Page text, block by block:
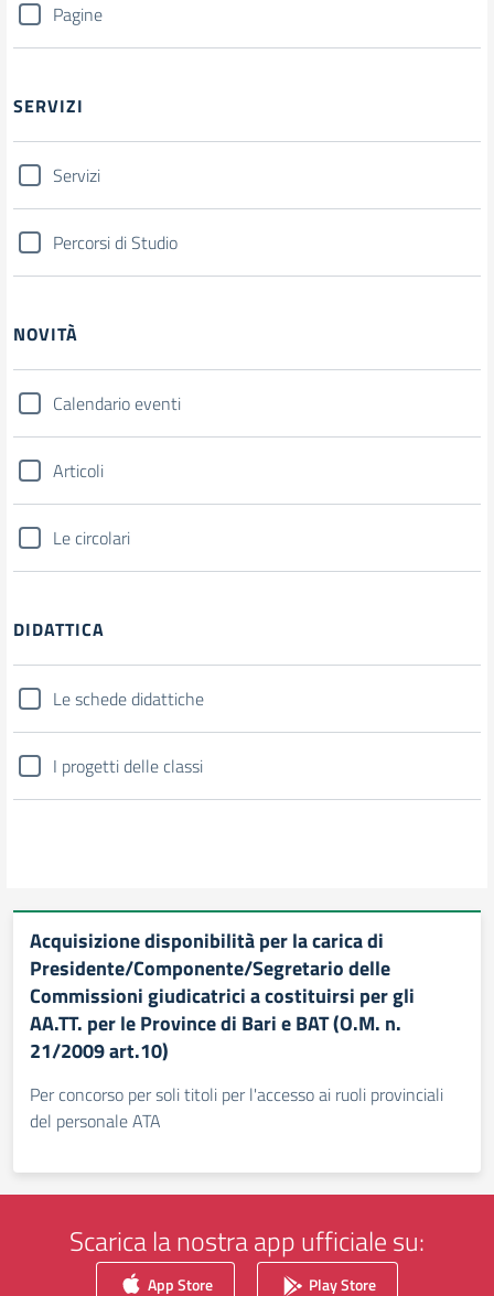
Pagine
SERVIZI
Servizi
Percorsi di Studio
NOVITÀ
Calendario eventi
Articoli
Le circolari
DIDATTICA
Le schede didattiche
I progetti delle classi
Acquisizione disponibilità per la carica di
Presidente/Componente/Segretario delle
Commissioni giudicatrici a costituirsi per gli
AA.TT. per le Province di Bari e BAT (O.M. n.
21/2009 art.10)
Per concorso per soli titoli per l'accesso ai ruoli provinciali
del personale ATA
Scarica la nostra app ufficiale su:
App Store Play Store